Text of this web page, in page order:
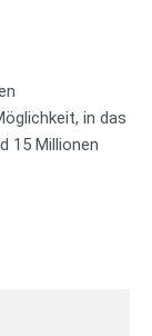
in das
15 Millionen